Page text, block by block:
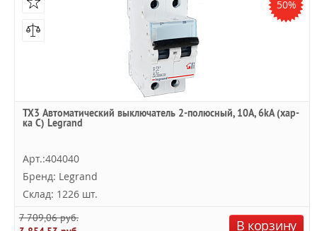
50%
TX3 Автоматический выключатель 2-полюсный, 10А, 6kА (хар-
ка C) Legrand
Арт.:404040
Бренд: Legrand
Склад: 1226 шт.
7 709,06 руб.
В корзину